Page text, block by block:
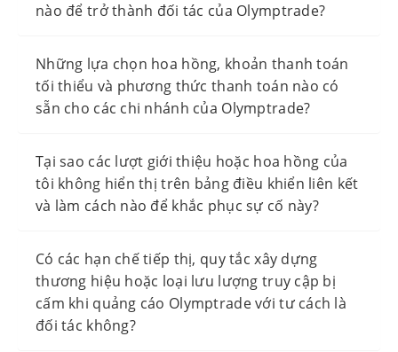
nào để trở thành đối tác của Olymptrade?
Những lựa chọn hoa hồng, khoản thanh toán
tối thiểu và phương thức thanh toán nào có
sẵn cho các chi nhánh của Olymptrade?
Tại sao các lượt giới thiệu hoặc hoa hồng của
tôi không hiển thị trên bảng điều khiển liên kết
và làm cách nào để khắc phục sự cố này?
Có các hạn chế tiếp thị, quy tắc xây dựng
thương hiệu hoặc loại lưu lượng truy cập bị
cấm khi quảng cáo Olymptrade với tư cách là
đối tác không?